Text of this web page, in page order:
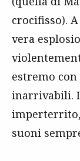
crocifisso).
vera
estremo
inarrivabili.
imperterrito,
suoni